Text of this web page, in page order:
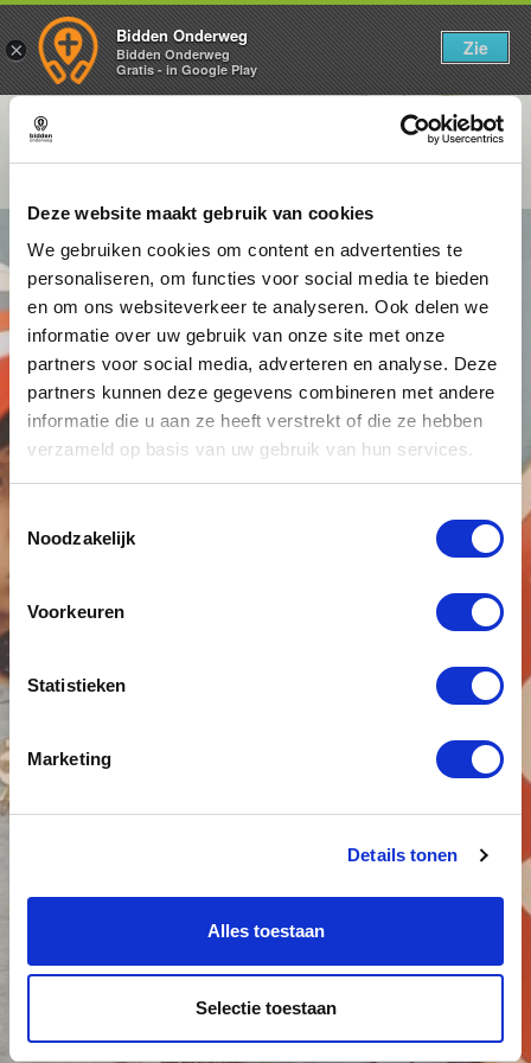
Deze website maakt gebruik van cookies
We gebruiken cookies om content en advertenties te
personaliseren, om functies voor social media te bieden
en om ons websiteverkeer te analyseren. Ook delen we
informatie over uw gebruik van onze site met onze
partners voor social media, adverteren en analyse. Deze
partners kunnen deze gegevens combineren met andere
informatie die u aan ze heeft verstrekt of die ze hebben
verzameld op basis van uw gebruik van hun services.
Noodzakelijk
Voorkeuren
Statistieken
Marketing
Details tonen
Alles toestaan
Selectie toestaan
Zaterdag 6 december
×
Bidden Onderweg
Bidden Onderweg
Gratis - in Google Play
Zie